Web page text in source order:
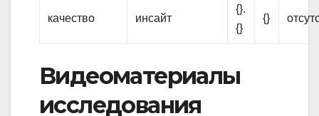
качество инсайт
{}.
{}
{}
Видеоматериалы
исследования